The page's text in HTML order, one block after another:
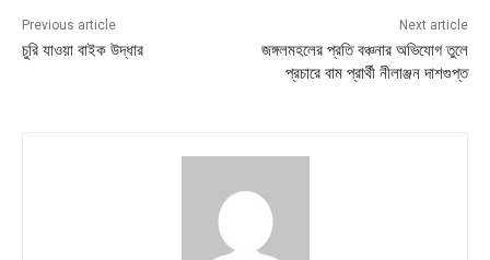
Previous article
চুরি যাওয়া বাইক উদ্ধার
Next article
জঙ্গলমহলের প্রতি বঞ্চনার অভিযোগ তুলে
প্রচারে বাম প্রার্থী নীলাঞ্জন দাশগুপ্ত